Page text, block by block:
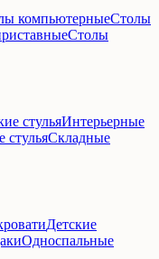
компьютерныеСтолы
Столы
стульяИнтерьерные
стульяСкладные
Детские
Односпальные